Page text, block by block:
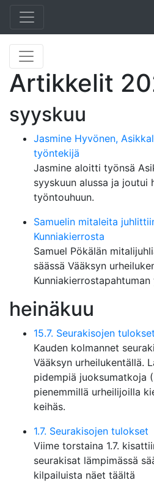
Artikkelit
syyskuu
Jasmine Hyvönen,
työntekijä
Jasmine aloitti työnsä
syyskuun alussa ja joutui
työntouhuun.
Samuelin mitaleita
Kunniakierrosta
Samuel Pökälän
säässä Vääksyn
Kunniakierrostapahtuman
heinäkuu
15.7. Seurakisojen tulokset
Kauden kolmannet
Vääksyn urheilukentällä.
pidempiä juoksumatkoja
pienemmillä urheilijoilla
keihäs.
1.7. Seurakisojen tulokset
Viime torstaina 1.7.
seurakisat lämpimässä
kilpailuista näet täältä